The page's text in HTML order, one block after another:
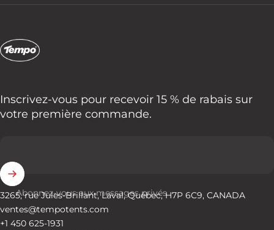
Tempo Tents
Inscrivez-vous pour recevoir 15 % de rabais sur
votre première commande.
Abonnez-vous aux messages privés
3265, rue Jules-Brillant, Laval, Québec, H7P 6C9, CANADA
ventes@tempotents.com
+1 450 625-1931